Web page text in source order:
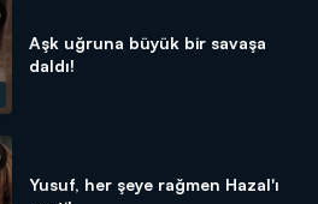
Aşk uğruna büyük bir savaşa
daldı!
Yusuf, her şeye rağmen Hazal'ı